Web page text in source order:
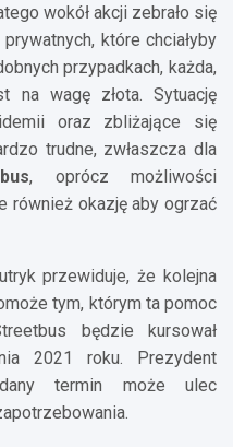
wokół akcji zebrało się
które chciałyby
przypadkach, każda,
na wagę złota. Sytuację
oraz zbliżające się
trudne, zwłaszcza dla
, oprócz możliwości
również okazję aby ogrzać
przewiduje, że kolejna
tym, którym ta pomoc
będzie kursował
2021 roku. Prezydent
termin może ulec